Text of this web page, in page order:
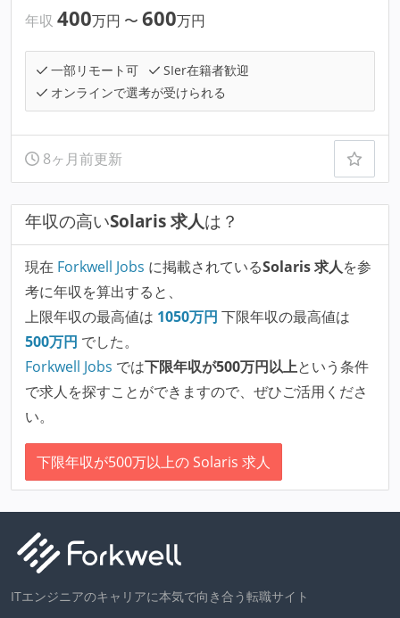
年収 400万円 〜 600万円
一部リモート可
SIer在籍者歓迎
オンラインで選考が受けられる
8ヶ月前更新
年収の高いSolaris 求人は？
現在 Forkwell Jobs に掲載されているSolaris 求人を参
考に年収を算出すると、
上限年収の最高値は 1050万円 下限年収の最高値は
500万円 でした。
Forkwell Jobs では下限年収が500万円以上という条件
で求人を探すことができますので、ぜひご活用くださ
い。
下限年収が500万以上の Solaris 求人
ITエンジニアのキャリアに本気で向き合う転職サイト